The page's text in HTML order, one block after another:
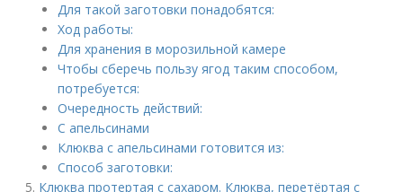
Для такой заготовки понадобятся:
Ход работы:
Для хранения в морозильной камере
Чтобы сберечь пользу ягод таким способом,
потребуется:
Очередность действий:
С апельсинами
Клюква с апельсинами готовится из:
Способ заготовки:
Клюква протертая с сахаром. Клюква, перетёртая с